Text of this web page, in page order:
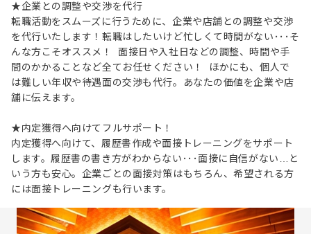
★企業との調整や交渉を代行
転職活動をスムーズに行うために、企業や店舗との調整や交渉
を代行いたします！転職はしたいけど忙しくて時間がない･･･そ
んな方こそオススメ！ 面接日や入社日などの調整、時間や手
間のかかることなど全てお任せください！ ほかにも、個人で
は難しい年収や待遇面の交渉も代行。あなたの価値を企業や店
舗に伝えます。
★内定獲得へ向けてフルサポート！
内定獲得へ向けて、履歴書作成や面接トレーニングをサポート
します。履歴書の書き方がわからない･･･面接に自信がない…と
いう方も安心。企業ごとの面接対策はもちろん、希望される方
には面接トレーニングも行います。